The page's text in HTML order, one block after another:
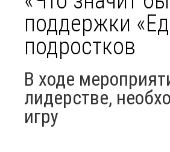
поддержки
подростков
В ходе
лидерстве,
игру